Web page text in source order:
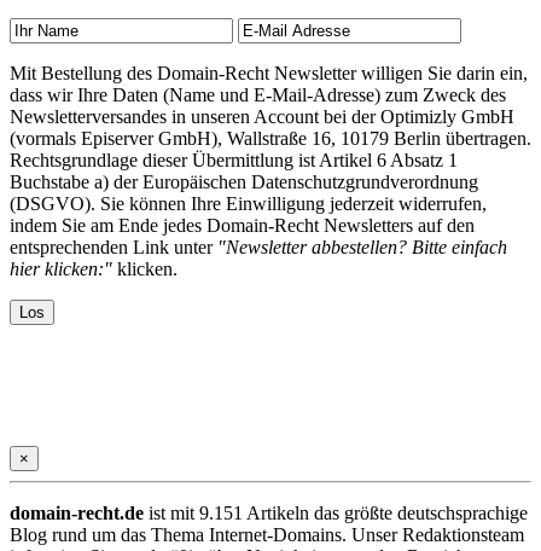
Mit Bestellung des Domain-Recht Newsletter willigen Sie darin ein,
dass wir Ihre Daten (Name und E-Mail-Adresse) zum Zweck des
Newsletterversandes in unseren Account bei der Optimizly GmbH
(vormals Episerver GmbH), Wallstraße 16, 10179 Berlin übertragen.
Rechtsgrundlage dieser Übermittlung ist Artikel 6 Absatz 1
Buchstabe a) der Europäischen Datenschutzgrundverordnung
(DSGVO). Sie können Ihre Einwilligung jederzeit widerrufen,
indem Sie am Ende jedes Domain-Recht Newsletters auf den
entsprechenden Link unter "Newsletter abbestellen? Bitte einfach
hier klicken:" klicken.
×
domain-recht.de ist mit 9.151 Artikeln das größte deutschsprachige
Blog rund um das Thema Internet-Domains. Unser Redaktionsteam